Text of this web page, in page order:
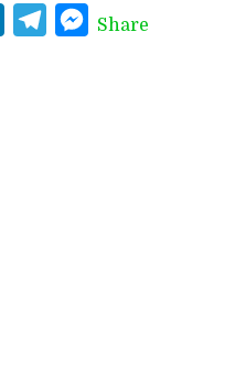
LinkedInTelegramMessenger
Share